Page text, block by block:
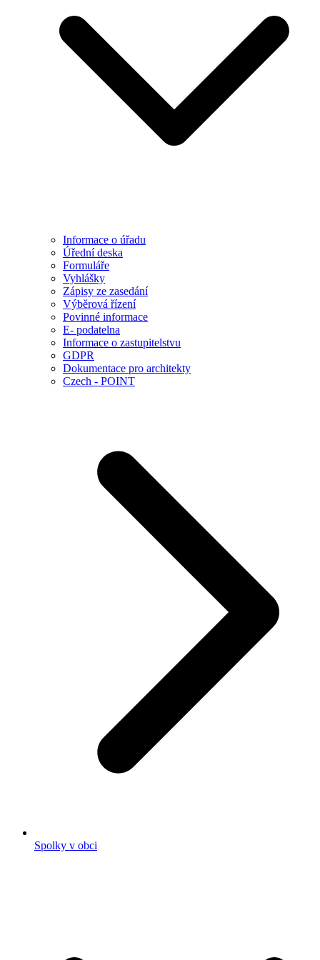
Informace o úřadu
Úřední deska
Formuláře
Vyhlášky
Zápisy ze zasedání
Výběrová řízení
Povinné informace
E- podatelna
Informace o zastupitelstvu
GDPR
Dokumentace pro architekty
Czech - POINT
Spolky v obci